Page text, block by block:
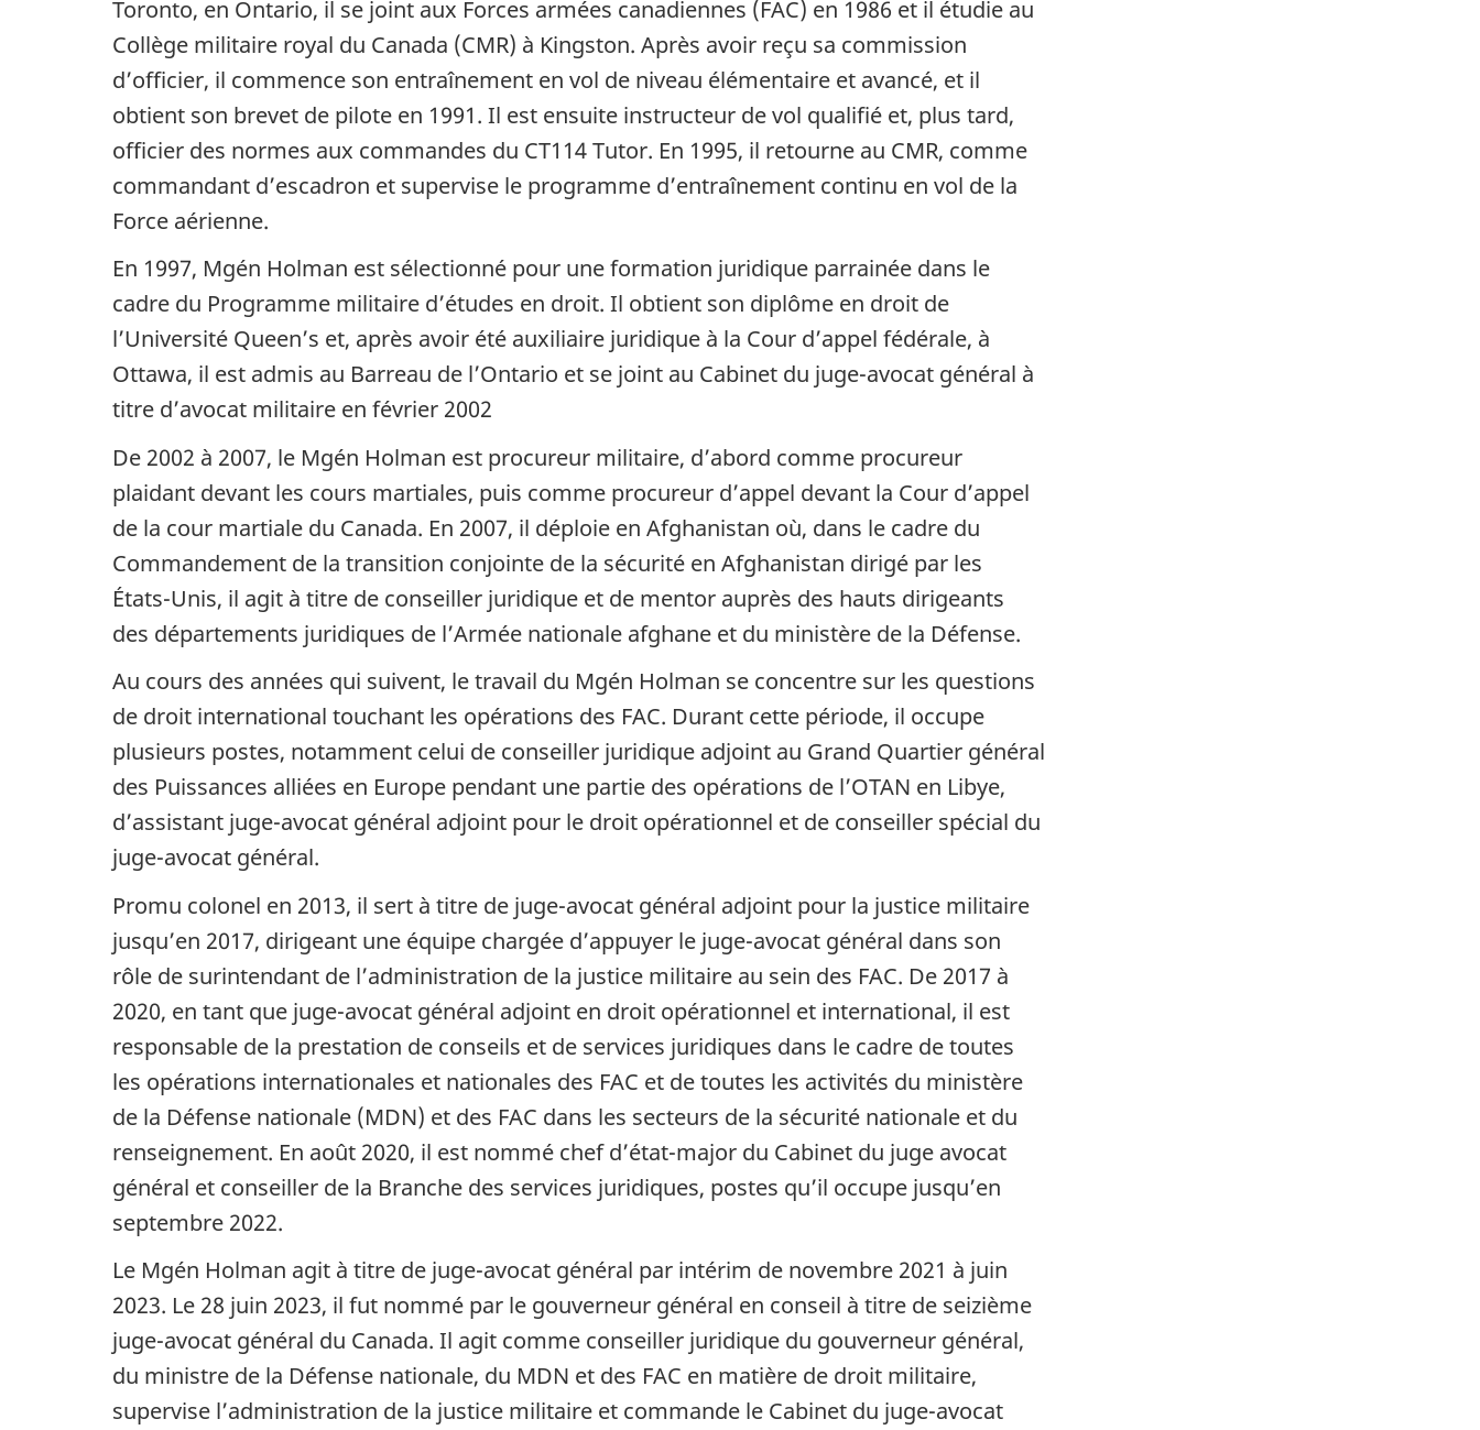
Toronto, en Ontario, il se joint aux Forces armées canadiennes (FAC) en 1986 et il étudie au
Collège militaire royal du Canada (CMR) à Kingston. Après avoir reçu sa commission
d’officier, il commence son entraînement en vol de niveau élémentaire et avancé, et il
obtient son brevet de pilote en 1991. Il est ensuite instructeur de vol qualifié et, plus tard,
officier des normes aux commandes du CT114 Tutor. En 1995, il retourne au CMR, comme
commandant d’escadron et supervise le programme d’entraînement continu en vol de la
Force aérienne.
En 1997, Mgén Holman est sélectionné pour une formation juridique parrainée dans le
cadre du Programme militaire d’études en droit. Il obtient son diplôme en droit de
l’Université Queen’s et, après avoir été auxiliaire juridique à la Cour d’appel fédérale, à
Ottawa, il est admis au Barreau de l’Ontario et se joint au Cabinet du juge-avocat général à
titre d’avocat militaire en février 2002
De 2002 à 2007, le Mgén Holman est procureur militaire, d’abord comme procureur
plaidant devant les cours martiales, puis comme procureur d’appel devant la Cour d’appel
de la cour martiale du Canada. En 2007, il déploie en Afghanistan où, dans le cadre du
Commandement de la transition conjointe de la sécurité en Afghanistan dirigé par les
États-Unis, il agit à titre de conseiller juridique et de mentor auprès des hauts dirigeants
des départements juridiques de l’Armée nationale afghane et du ministère de la Défense.
Au cours des années qui suivent, le travail du Mgén Holman se concentre sur les questions
de droit international touchant les opérations des FAC. Durant cette période, il occupe
plusieurs postes, notamment celui de conseiller juridique adjoint au Grand Quartier général
des Puissances alliées en Europe pendant une partie des opérations de l’OTAN en Libye,
d’assistant juge-avocat général adjoint pour le droit opérationnel et de conseiller spécial du
juge-avocat général.
Promu colonel en 2013, il sert à titre de juge-avocat général adjoint pour la justice militaire
jusqu’en 2017, dirigeant une équipe chargée d’appuyer le juge-avocat général dans son
rôle de surintendant de l’administration de la justice militaire au sein des FAC. De 2017 à
2020, en tant que juge-avocat général adjoint en droit opérationnel et international, il est
responsable de la prestation de conseils et de services juridiques dans le cadre de toutes
les opérations internationales et nationales des FAC et de toutes les activités du ministère
de la Défense nationale (MDN) et des FAC dans les secteurs de la sécurité nationale et du
renseignement. En août 2020, il est nommé chef d’état-major du Cabinet du juge avocat
général et conseiller de la Branche des services juridiques, postes qu’il occupe jusqu’en
septembre 2022.
Le Mgén Holman agit à titre de juge-avocat général par intérim de novembre 2021 à juin
2023. Le 28 juin 2023, il fut nommé par le gouverneur général en conseil à titre de seizième
juge-avocat général du Canada. Il agit comme conseiller juridique du gouverneur général,
du ministre de la Défense nationale, du MDN et des FAC en matière de droit militaire,
supervise l’administration de la justice militaire et commande le Cabinet du juge-avocat